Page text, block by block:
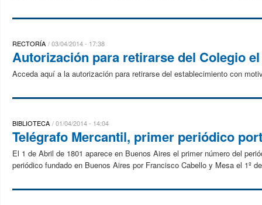
RECTORÍA 03/04/2014 - 17:38
Autorización para retirarse del Colegio el
Acceda aquí a la autorización para retirarse del establecimiento con
BIBLIOTECA 01/04/2014 - 14:04
Telégrafo Mercantil, primer periódico
El 1 de Abril de 1801 aparece en Buenos Aires el primer número del
periódico fundado en Buenos Aires por Francisco Cabello y Mesa el 1º